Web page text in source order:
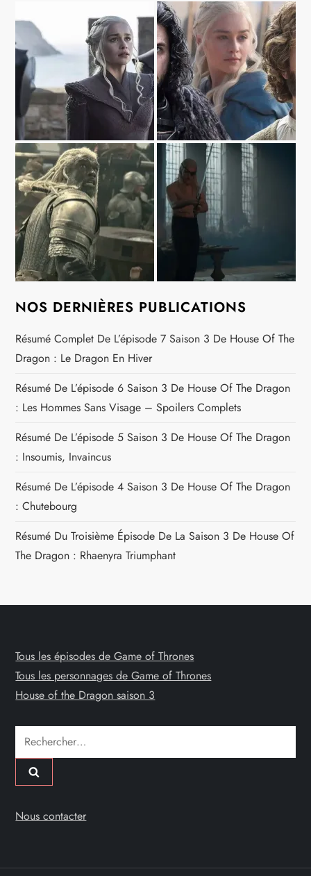
NOS DERNIÈRES PUBLICATIONS
Résumé Complet De L’épisode 7 Saison 3 De House Of The
Dragon : Le Dragon En Hiver
Résumé De L’épisode 6 Saison 3 De House Of The Dragon
: Les Hommes Sans Visage – Spoilers Complets
Résumé De L’épisode 5 Saison 3 De House Of The Dragon
: Insoumis, Invaincus
Résumé De L’épisode 4 Saison 3 De House Of The Dragon
: Chutebourg
Résumé Du Troisième Épisode De La Saison 3 De House Of
The Dragon : Rhaenyra Triumphant
Tous les épisodes de Game of Thrones
Tous les personnages de Game of Thrones
House of the Dragon saison 3
Rechercher :
Nous contacter